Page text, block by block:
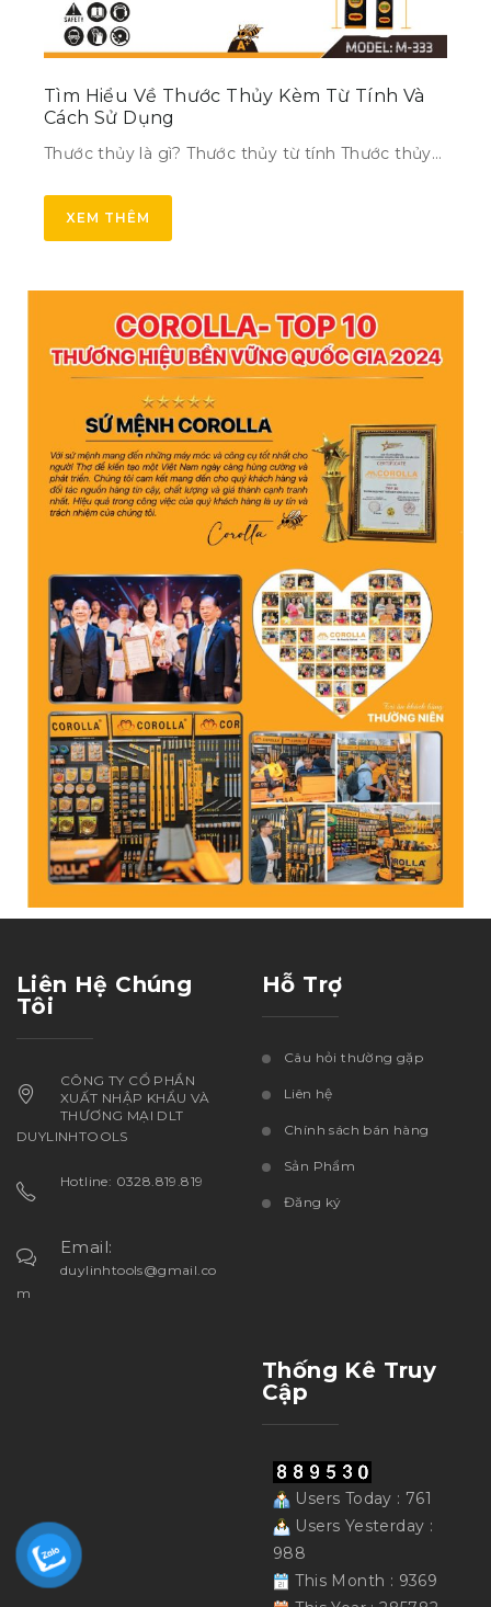
Tìm Hiểu Về Thước Thủy Kèm Từ Tính Và
Cách Sử Dụng
Thước thủy là gì? Thước thủy từ tính Thước thủy…
XEM THÊM
Liên Hệ Chúng
Tôi
CÔNG TY CỔ PHẦN
XUẤT NHẬP KHẨU VÀ
THƯƠNG MẠI DLT
DUYLINHTOOLS
Hotline: 0328.819.819
Email:
duylinhtools@gmail.co
m
Hỗ Trợ
Câu hỏi thường gặp
Liên hệ
Chính sách bán hàng
Sản Phẩm
Đăng ký
Thống Kê Truy
Cập
Users Today : 761
Users Yesterday :
988
This Month : 9369